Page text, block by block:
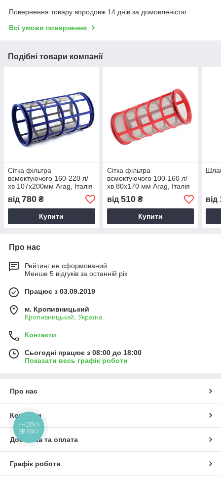
Повернення товару впродовж 14 днів за домовленістю
Всі умови повернення
Подібні товари компанії
Сітка фільтра
всмоктуючого 160-220 л/
хв 107х200мм Arag, Італія
від 780 ₴
Купити
Сітка фільтра
всмоктуючого 100-160 л/
хв 80х170 мм Arag, Італія
від 510₴
Купити
від
Про нас
Рейтинг не сформований
Менше 5 відгуків за останній рік
Працює з 03.09.2019
м. Кропивницький
Кропивницький, Україна
Контакти
Сьогодні працює з 08:00 до 18:00
Показати весь графік роботи
Про нас
Контакти
Доставка та оплата
Графік роботи
КНОПКА
ЗВ'ЯЗКУ